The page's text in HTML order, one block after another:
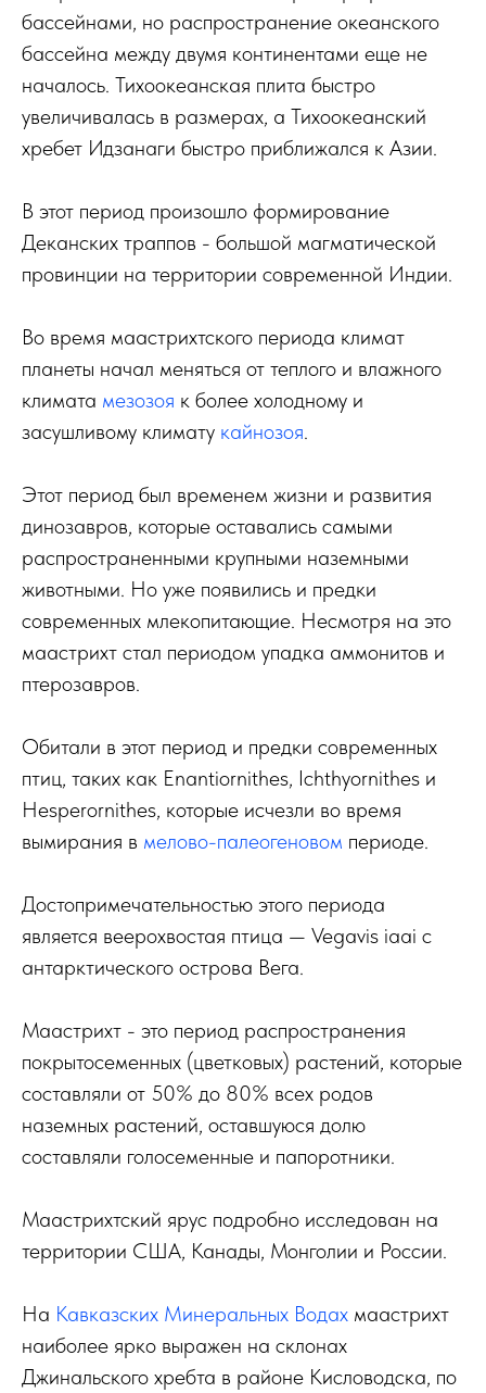
бассейнами, но распространение океанского
бассейна между двумя континентами еще не
началось. Тихоокеанская плита быстро
увеличивалась в размерах, а Тихоокеанский
хребет Идзанаги быстро приближался к Азии.
В этот период произошло формирование
Деканских траппов - большой магматической
провинции на территории современной Индии.
Во время маастрихтского периода климат
планеты начал меняться от теплого и влажного
климата мезозоя к более холодному и
засушливому климату кайнозоя.
Этот период был временем жизни и развития
динозавров, которые оставались самыми
распространенными крупными наземными
животными. Но уже появились и предки
современных млекопитающие. Несмотря на это
маастрихт стал периодом упадка аммонитов и
птерозавров.
Обитали в этот период и предки современных
птиц, таких как Enantiornithes, Ichthyornithes и
Hesperornithes, которые исчезли во время
вымирания в мелово-палеогеновом периоде.
Достопримечательностью этого периода
является веерохвостая птица — Vegavis iaai с
антарктического острова Вега.
Маастрихт - это период распространения
покрытосеменных (цветковых) растений, которые
составляли от 50% до 80% всех родов
наземных растений, оставшуюся долю
составляли голосеменные и папоротники.
Маастрихтский ярус подробно исследован на
территории США, Канады, Монголии и России.
На Кавказских Минеральных Водах маастрихт
наиболее ярко выражен на склонах
Джинальского хребта в районе Кисловодска, по